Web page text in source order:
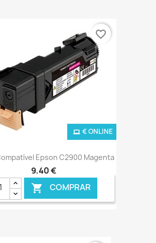
Epson C2900 Magenta
9,40 €
 COMPRAR
€ ONLINE
favorite_border